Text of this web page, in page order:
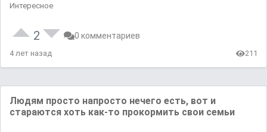
Интересное
2 0 комментариев
4 лет назад 211
Людям просто напросто нечего есть, вот и
стараются хоть как-то прокормить свои семьи